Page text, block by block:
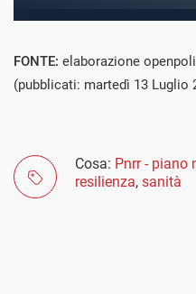
FONTE: elaborazione
(pubblicati: martedì 13 Luglio
Cosa: Pnrr - piano
resilienza, sanità